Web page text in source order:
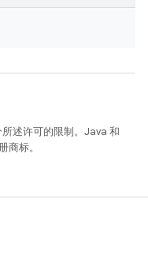
述许可的限制。Java 和
商标。